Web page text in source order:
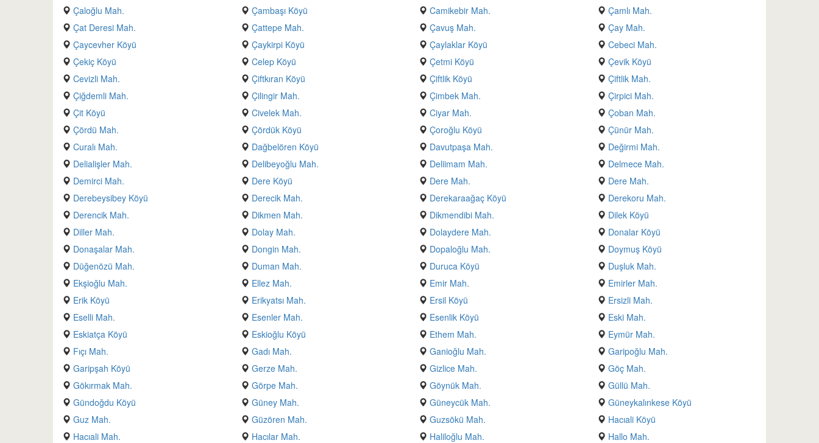
Çaloğlu Mah.
Çambaşı Köyü Camikebir Mah.
Çamlı Mah.
Çat Deresi Mah.
Çattepe Mah. Çavuş Mah.
Çay Mah.
Çaycevher Köyü
Çaykirpi Köyü Çaylaklar Köyü
Cebeci Mah.
Çekiç Köyü
Celep Köyü Çetmi Köyü
Çevik Köyü
Cevizli Mah.
Çiftkıran Köyü Çiftlik Köyü
Çiftlik Mah.
Çiğdemli Mah.
Çilingir Mah. Çimbek Mah.
Çirpici Mah.
Çit Köyü
Civelek Mah. Ciyar Mah.
Çoban Mah.
Çördü Mah.
Çördük Köyü Çoroğlu Köyü
Çünür Mah.
Curalı Mah.
Dağbelören Köyü Davutpaşa Mah.
Değirmi Mah.
Delialişler Mah.
Delibeyoğlu Mah. Deliimam Mah.
Delmece Mah.
Demirci Mah.
Dere Köyü Dere Mah.
Dere Mah.
Derebeysibey Köyü
Derecik Mah. Derekaraağaç Köyü
Derekoru Mah.
Derencik Mah.
Dikmen Mah. Dikmendibi Mah.
Dilek Köyü
Diller Mah.
Dolay Mah. Dolaydere Mah.
Donalar Köyü
Donaşalar Mah.
Dongin Mah. Dopaloğlu Mah.
Doymuş Köyü
Düğenözü Mah.
Duman Mah. Duruca Köyü
Duşluk Mah.
Ekşioğlu Mah.
Ellez Mah. Emir Mah.
Emirler Mah.
Erik Köyü
Erikyatsı Mah. Ersil Köyü
Ersizli Mah.
Eselli Mah.
Esenler Mah. Esenlik Köyü
Eski Mah.
Eskiatça Köyü
Eskioğlu Köyü Ethem Mah.
Eymür Mah.
Fıçı Mah.
Gadı Mah. Ganioğlu Mah.
Garipoğlu Mah.
Garipşah Köyü
Gerze Mah. Gizlice Mah.
Göç Mah.
Gökırmak Mah.
Görpe Mah. Göynük Mah.
Güllü Mah.
Gündoğdu Köyü
Güney Mah. Güneycük Mah.
Güneykalınkese Köyü
Guz Mah.
Güzören Mah. Guzsökü Mah.
Hacıali Köyü
Hacıali Mah.
Hacılar Mah. Haliloğlu Mah.
Hallo Mah.